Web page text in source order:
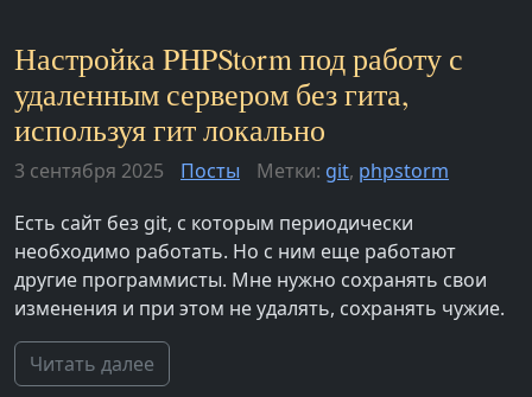
Настройка PHPStorm под работу с
удаленным сервером без гита,
используя гит локально
3 сентября 2025 Посты Метки: git, phpstorm
Есть сайт без git, с которым периодически
необходимо работать. Но с ним еще работают
другие программисты. Мне нужно сохранять свои
изменения и при этом не удалять, сохранять чужие.
Читать далее